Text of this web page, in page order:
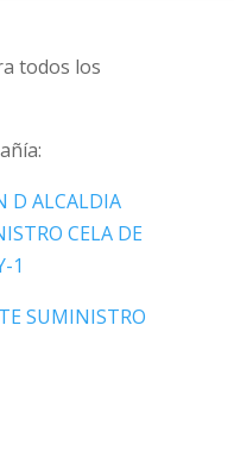
todos los
D ALCALDIA
CELA DE
1
SUMINISTRO